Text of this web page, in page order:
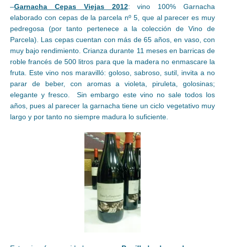
–Garnacha Cepas Viejas 2012: vino 100% Garnacha
elaborado con cepas de la parcela nº 5, que al parecer es muy
pedregosa (por tanto pertenece a la colección de Vino de
Parcela). Las cepas cuentan con más de 65 años, en vaso, con
muy bajo rendimiento. Crianza durante 11 meses en barricas de
roble francés de 500 litros para que la madera no enmascare la
fruta. Este vino nos maravilló: goloso, sabroso, sutil, invita a no
parar de beber, con aromas a violeta, piruleta, golosinas;
elegante y fresco. Sin embargo este vino no sale todos los
años, pues al parecer la garnacha tiene un ciclo vegetativo muy
largo y por tanto no siempre madura lo suficiente.